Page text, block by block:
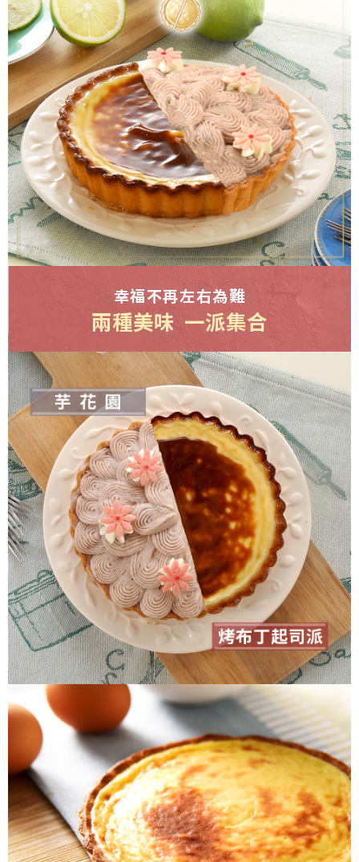
幸福不再左右為難
兩種美味 一派集合